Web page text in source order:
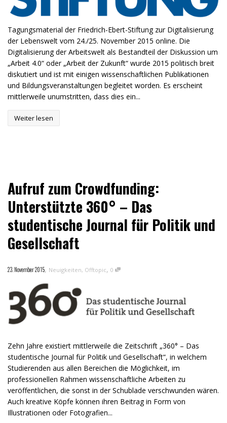
Tagungsmaterial der Friedrich-Ebert-Stiftung zur Digitalisierung
der Lebenswelt vom 24./25. November 2015 online. Die
Digitalisierung der Arbeitswelt als Bestandteil der Diskussion um
„Arbeit 4.0“ oder „Arbeit der Zukunft“ wurde 2015 politisch breit
diskutiert und ist mit einigen wissenschaftlichen Publikationen
und Bildungsveranstaltungen begleitet worden. Es erscheint
mittlerweile unumstritten, dass dies ein...
Weiter lesen
Aufruf zum Crowdfunding:
Unterstützte 360° – Das
studentische Journal für Politik und
Gesellschaft
23. November 2015, Neuigkeiten, Offtopic, 0
Zehn Jahre existiert mittlerweile die Zeitschrift „360° – Das
studentische Journal für Politik und Gesellschaft“, in welchem
Studierenden aus allen Bereichen die Möglichkeit, im
professionellen Rahmen wissenschaftliche Arbeiten zu
veröffentlichen, die sonst in der Schublade verschwunden wären.
Auch kreative Köpfe können ihren Beitrag in Form von
Illustrationen oder Fotografien...